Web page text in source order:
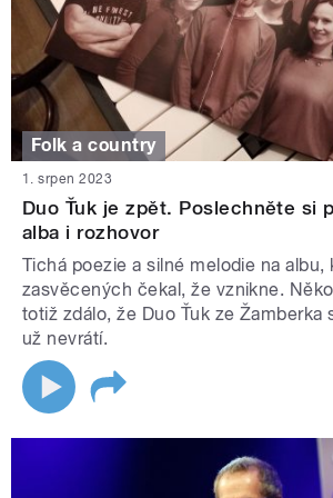
Folk a country
1. srpen 2023
Duo Ťuk je zpět. Poslechněte si
alba i rozhovor
Tichá poezie a silné melodie na albu,
zasvěcených čekal, že vznikne.
totiž zdálo, že Duo Ťuk ze Žamberka
už nevrátí.